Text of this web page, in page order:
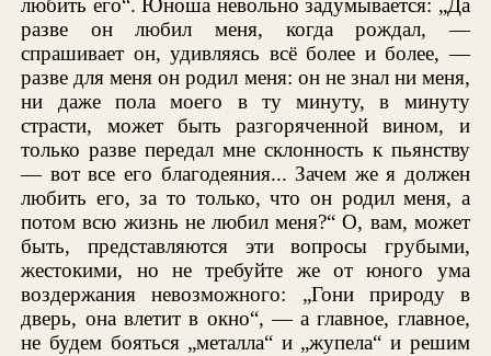
любить его“. Юноша невольно задумывается: „Да
разве он любил меня, когда рождал, —
спрашивает он, удивляясь всё более и более, —
разве для меня он родил меня: он не знал ни меня,
ни даже пола моего в ту минуту, в минуту
страсти, может быть разгоряченной вином, и
только разве передал мне склонность к пьянству
— вот все его благодеяния... Зачем же я должен
любить его, за то только, что он родил меня, а
потом всю жизнь не любил меня?“ О, вам, может
быть, представляются эти вопросы грубыми,
жестокими, но не требуйте же от юного ума
воздержания невозможного: „Гони природу в
дверь, она влетит в окно“, — а главное, главное,
не будем бояться „металла“ и „жупела“ и решим